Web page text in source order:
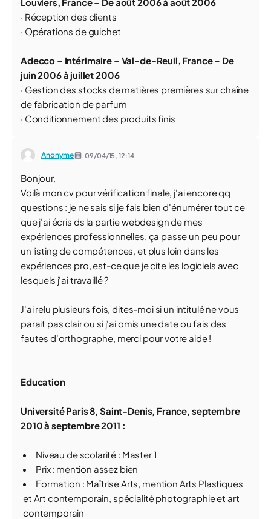
· Réception des clients
· Opérations de guichet
Adecco – Intérimaire – Val-de-Reuil, France – De
juin 2006 à juillet 2006
· Gestion des stocks de matières premières sur chaîne
de fabrication de parfum
· Conditionnement des produits finis
Anonyme 09/04/15,12:14
Bonjour,
Voilà mon cv pour vérification finale, j'ai encore qq
questions : je ne sais si je fais bien d'énumérer tout ce
que j'ai écris ds la partie webdesign de mes
expériences professionnelles, ça passe un peu pour
un listing de compétences, et plus loin dans les
expériences pro, est-ce que je cite les logiciels avec
lesquels j'ai travaillé ?
J'ai relu plusieurs fois, dites-moi si un intitulé ne vous
parait pas clair ou si j'ai omis une date ou fais des
fautes d'orthographe, merci pour votre aide !
Education
Université Paris 8, Saint-Denis, France, septembre
2010 à septembre 2011 :
Niveau de scolarité : Master 1
Prix : mention assez bien
Formation : Maîtrise Arts, mention Arts Plastiques
et Art contemporain, spécialité photographie et art
contemporain